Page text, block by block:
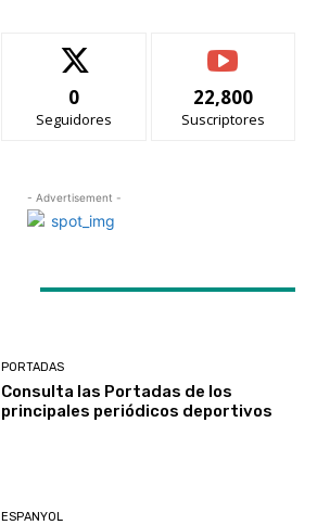
0
Seguidores
22,800
Suscriptores
- Advertisement -
PORTADAS
Consulta las Portadas de los
principales periódicos deportivos
ESPANYOL